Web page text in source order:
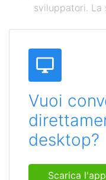
sviluppatori. La
Vuoi
desktop?
Scarica l'app